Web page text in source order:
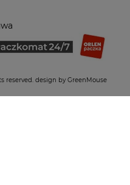
reserved. design by GreenMouse